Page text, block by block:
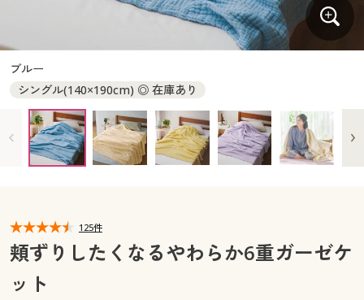
大きいサイズ 事務・制服
カタログ・チラシからのご注文
デジタルカタログ
カタログ無料プレゼント
マイページ
閲覧履歴
カタログ・チラシからのご注文
デジタルカタログ
カタログ無料プレゼント
会員メニュー
閲覧履歴
お気に入り
ブルー
シングル(140×190cm) ◎ 在庫あり
125件
頬ずりしたくなるやわらか6重ガーゼケ
ット